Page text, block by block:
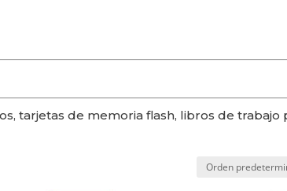
tarjetas de memoria flash, libros de trabajo